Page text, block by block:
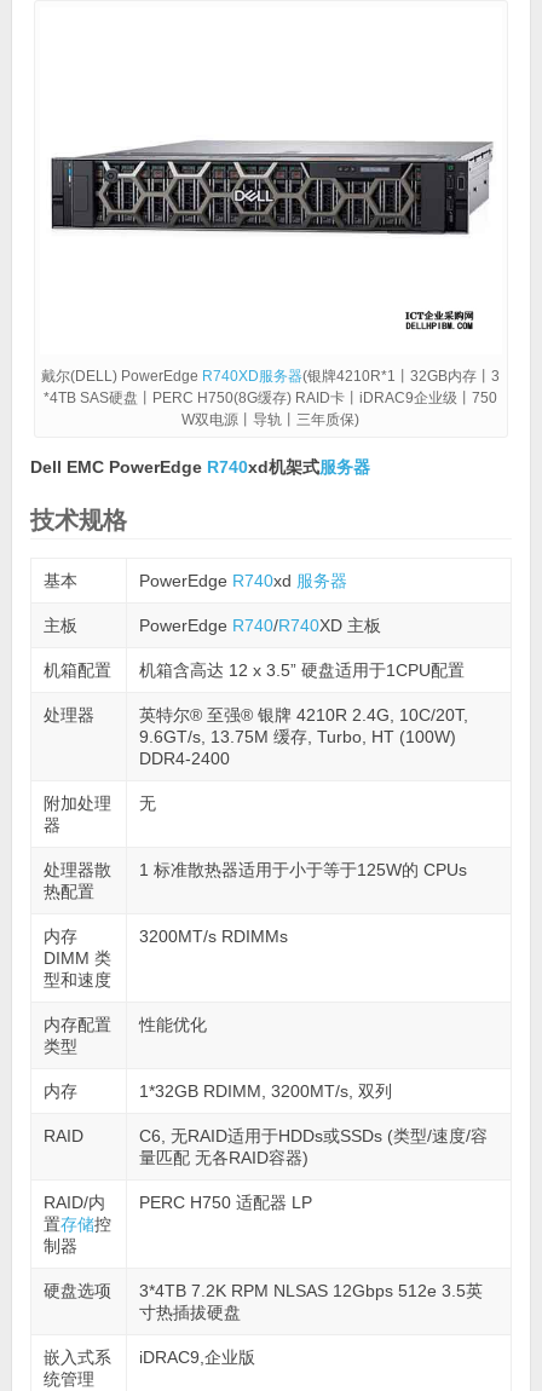
戴尔(DELL) PowerEdge R740XD服务器(银牌4210R*1丨32GB内存丨3
*4TB SAS硬盘丨PERC H750(8G缓存) RAID卡丨iDRAC9企业级丨750
W双电源丨导轨丨三年质保)
Dell EMC PowerEdge R740xd机架式服务器
技术规格
基本 PowerEdge R740xd 服务器
主板 PowerEdge R740/R740XD 主板
机箱配置 机箱含高达 12 x 3.5” 硬盘适用于1CPU配置
处理器
英特尔® 至强® 银牌 4210R 2.4G, 10C/20T,
9.6GT/s, 13.75M 缓存, Turbo, HT (100W)
DDR4-2400
附加处理
器
无
处理器散
热配置
1 标准散热器适用于小于等于125W的 CPUs
内存
DIMM 类
型和速度
3200MT/s RDIMMs
内存配置
类型
性能优化
内存 1*32GB RDIMM, 3200MT/s, 双列
RAID
C6, 无RAID适用于HDDs或SSDs (类型/速度/容
量匹配 无各RAID容器)
RAID/内
置存储控
制器
PERC H750 适配器 LP
硬盘选项
3*4TB 7.2K RPM NLSAS 12Gbps 512e 3.5英
寸热插拔硬盘
嵌入式系
统管理
iDRAC9,企业版